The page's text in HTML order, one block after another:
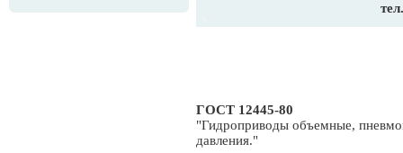
ГОСТ 12445-80
"Гидроприводы объемные,
давления."